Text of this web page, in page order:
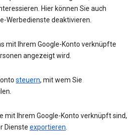
Hier können Sie auch
Werbedienste deaktivieren.
mit Ihrem Google-Konto verknüpfte
angezeigt wird.
steuern, mit wem Sie
mit Ihrem Google-Konto verknüpft sind,
Dienste exportieren.